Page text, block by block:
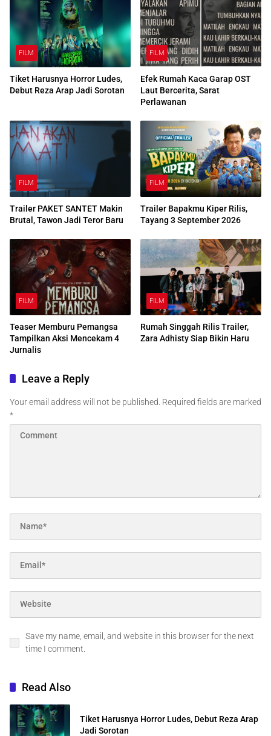
FILM
Tiket Harusnya Horror Ludes,
Debut Reza Arap Jadi Sorotan
FILM
Efek Rumah Kaca Garap OST
Laut Bercerita, Sarat
Perlawanan
FILM
Trailer PAKET SANTET Makin
Brutal, Tawon Jadi Teror Baru
FILM
Trailer Bapakmu Kiper Rilis,
Tayang 3 September 2026
FILM
Teaser Memburu Pemangsa
Tampilkan Aksi Mencekam 4
Jurnalis
FILM
Rumah Singgah Rilis Trailer,
Zara Adhisty Siap Bikin Haru
Leave a Reply
Your email address will not be published. Required fields are marked
*
Save my name, email, and website in this browser for the next
time I comment.
Read Also
Tiket Harusnya Horror Ludes, Debut Reza Arap
Jadi Sorotan